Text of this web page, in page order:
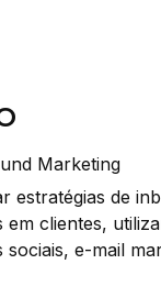
Marketing
estratégias de
clientes,
e-mail